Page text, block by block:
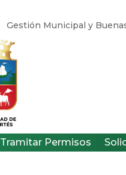
Gestión Municipal y
Tramitar Permisos